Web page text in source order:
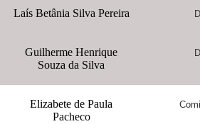
Laís Betânia Silva Pereira
Guilherme Henrique
Souza da Silva
Elizabete de Paula
Pacheco